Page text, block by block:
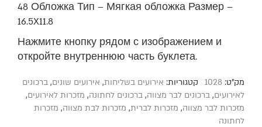
48 Обложка Тип – Мягкая обложка Размер –
16.5X11.8
Нажмите кнопку рядом с изображением и
откройте внутреннюю часть буклета.
מק"ט: 1028 קטגוריות: אירועים בשליחות, אירועים שונים, ברכונים
לאירועים, ברכונים לבר מצווה, ברכונים לחתונה, מזכרות לאירועים,
מזכרות לבר מצווה, מזכרות לברית, מזכרות לבת מצווה, מזכרות
לחתונה